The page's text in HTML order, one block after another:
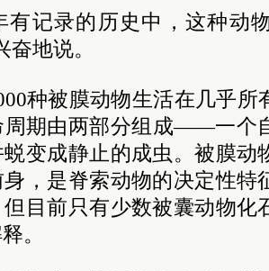
有记录的历史中，这种动
奋地说。
种被膜动物生活在几乎所
周期由两部分组成——一个
变成静止的成虫。被膜动
，是脊索动物的决定性特
目前只有少数被囊动物化
。